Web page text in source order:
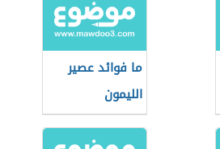
ما فوائد عصير
الليمون